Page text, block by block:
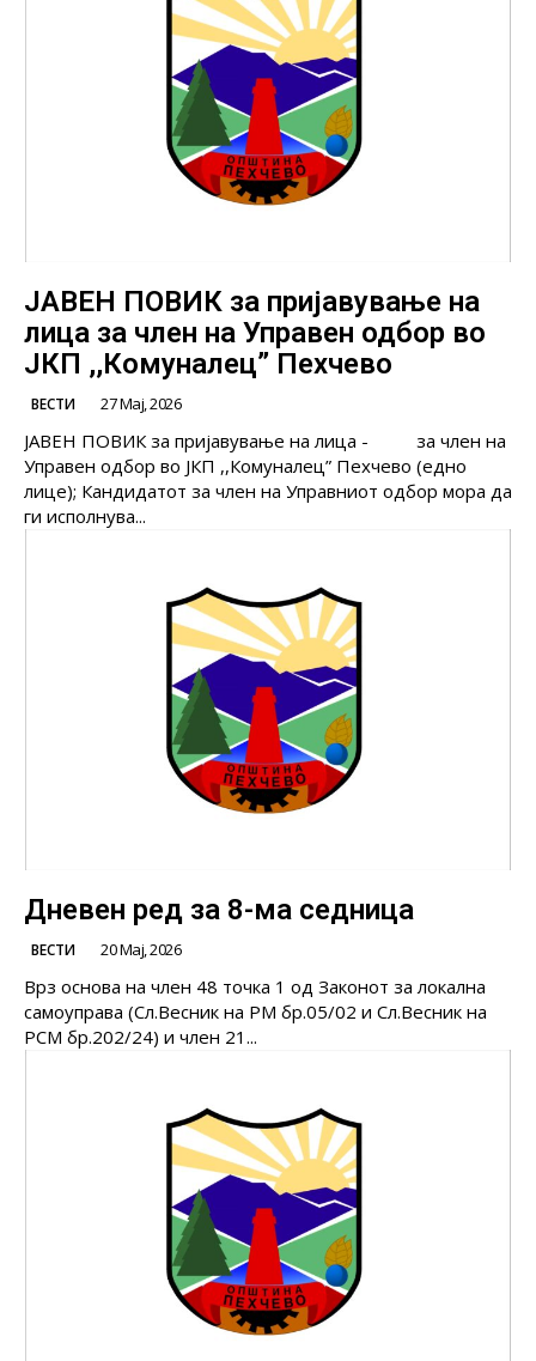
ЈАВЕН ПОВИК за пријавување на
лица за член на Управен одбор во
ЈКП ,,Комуналец” Пехчево
ВЕСТИ 27 Мај, 2026
ЈАВЕН ПОВИК за пријавување на лица - за член на
Управен одбор во ЈКП ,,Комуналец” Пехчево (едно
лицe); Кандидатот за член на Управниот одбор мора да
ги исполнува...
Дневен ред за 8-ма седница
ВЕСТИ 20 Мај, 2026
Врз основа на член 48 точка 1 од Законот за локална
самоуправа (Сл.Весник на РМ бр.05/02 и Сл.Весник на
РСМ бр.202/24) и член 21...